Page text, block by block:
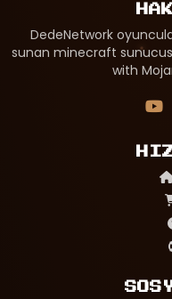
DedeNetwork
sunan minecraft
with